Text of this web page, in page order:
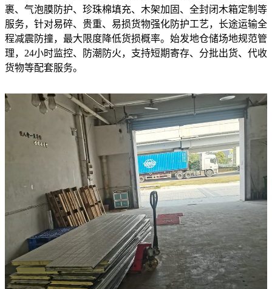
裹、气泡膜防护、珍珠棉填充、木架加固、全封闭木箱定制等
服务，针对易碎、贵重、易损货物强化防护工艺，长途运输全
程减震防撞，最大限度降低货损概率。始发地仓储场地规范管
理，24小时监控、防潮防火，支持短期寄存、分批出货、代收
货物等配套服务。